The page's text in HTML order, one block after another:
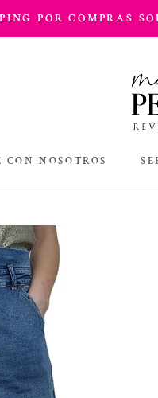
POR COMPRAS
CON NOSOTROS